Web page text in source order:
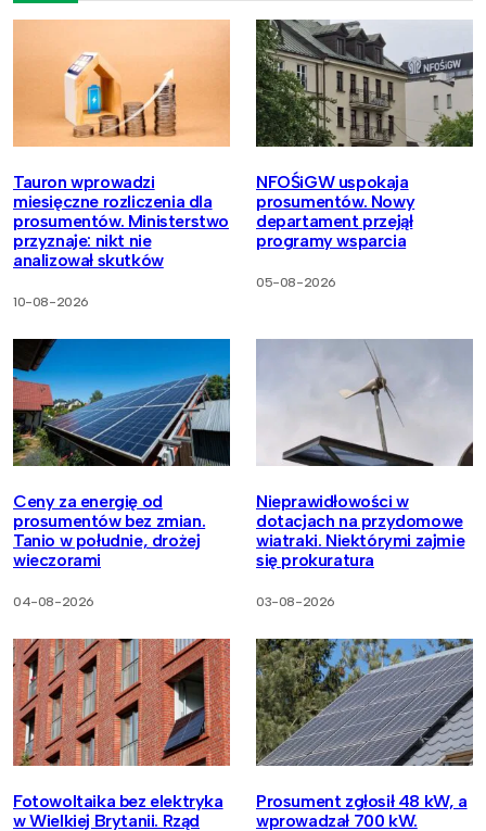
Tauron wprowadzi
miesięczne rozliczenia dla
prosumentów. Ministerstwo
przyznaje: nikt nie
analizował skutków
10-08-2026
NFOŚiGW uspokaja
prosumentów. Nowy
departament przejął
programy wsparcia
05-08-2026
Ceny za energię od
prosumentów bez zmian.
Tanio w południe, drożej
wieczorami
04-08-2026
Nieprawidłowości w
dotacjach na przydomowe
wiatraki. Niektórymi zajmie
się prokuratura
03-08-2026
Fotowoltaika bez elektryka
w Wielkiej Brytanii. Rząd
Prosument zgłosił 48 kW, a
wprowadzał 700 kW.